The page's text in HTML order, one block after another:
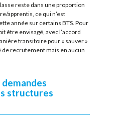
reste dans une proportion
apprentis, ce qui n’est
année sur certains BTS. Pour
être envisagé, avec l’accord
transitoire pour « sauver »
recrutement mais en aucun
structures